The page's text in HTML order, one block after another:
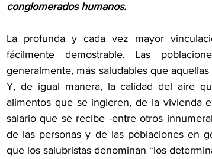
conglomerados humanos.
La profunda y cada vez mayor
fácilmente demostrable. Las
generalmente, más saludables que
Y, de igual manera, la calidad del aire
alimentos que se ingieren, de la vivienda
salario que se recibe -entre otros
de las personas y de las poblaciones en
que los salubristas denominan “los